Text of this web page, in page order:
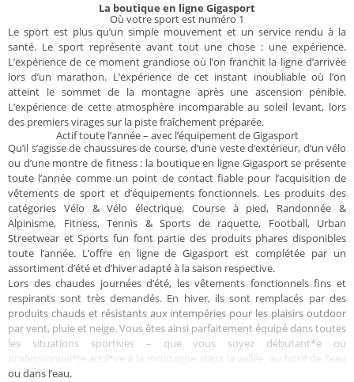
La boutique en ligne Gigasport
Où votre sport est numéro 1
Le sport est plus qu’un simple mouvement et un service rendu à la
santé. Le sport représente avant tout une chose : une expérience.
L’expérience de ce moment grandiose où l’on franchit la ligne d’arrivée
lors d’un marathon. L’expérience de cet instant inoubliable où l’on
atteint le sommet de la montagne après une ascension pénible.
L’expérience de cette atmosphère incomparable au soleil levant, lors
des premiers virages sur la piste fraîchement préparée.
Actif toute l’année – avec l’équipement de Gigasport
Qu’il s’agisse de chaussures de course, d’une veste d’extérieur, d’un vélo
ou d’une montre de fitness : la boutique en ligne Gigasport se présente
toute l’année comme un point de contact fiable pour l’acquisition de
vêtements de sport et d’équipements fonctionnels. Les produits des
catégories Vélo & Vélo électrique, Course à pied, Randonnée &
Alpinisme, Fitness, Tennis & Sports de raquette, Football, Urban
Streetwear et Sports fun font partie des produits phares disponibles
toute l’année. L’offre en ligne de Gigasport est complétée par un
assortiment d’été et d’hiver adapté à la saison respective.
Lors des chaudes journées d’été, les vêtements fonctionnels fins et
respirants sont très demandés. En hiver, ils sont remplacés par des
produits chauds et résistants aux intempéries pour les plaisirs outdoor
par vent, pluie et neige. Vous êtes ainsi parfaitement équipé dans toutes
les situations sportives – que vous soyez débutant*e ou
professionnel*le actif*ve à la montagne, dans la vallée, au bord de l’eau
ou dans l’eau.